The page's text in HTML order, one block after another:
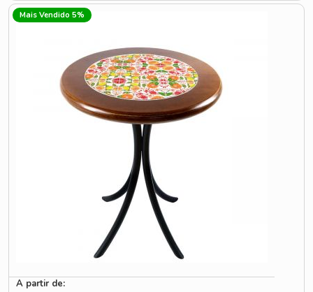
Mais Vendido 5%
A partir de: